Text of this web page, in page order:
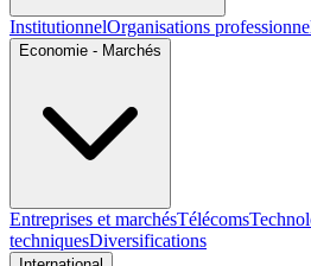
InstitutionnelOrganisations
Economie - Marchés
Entreprises et marchésTélécoms
techniquesDiversifications